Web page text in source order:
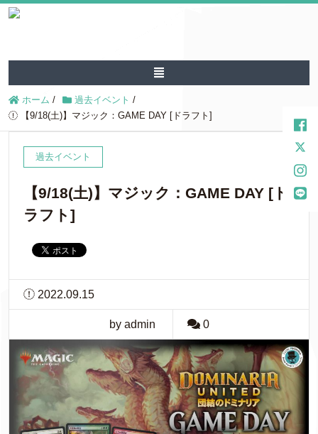
ホーム / 過去イベント /
【9/18(土)】マジック：GAME DAY [ドラフト]
過去イベント
【9/18(土)】マジック：GAME DAY [ド
ラフト]
2022.09.15
by admin 0